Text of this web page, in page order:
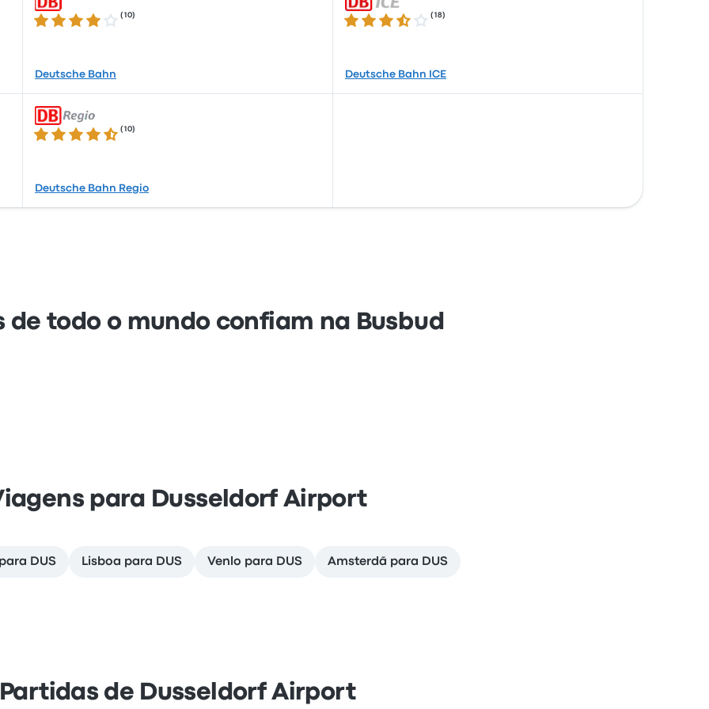
3.8 de 5 estrelas
( 10)
Deutsche Bahn
3.6 de 5 estrelas
( 18)
Deutsche Bahn ICE
4.6 de 5 estrelas
( 10)
Deutsche Bahn Regio
de todo o mundo confiam na Busbud
para Dusseldorf Airport
DUS Lisboa para DUS Venlo para DUS Amsterdã para DUS
Partidas de Dusseldorf Airport